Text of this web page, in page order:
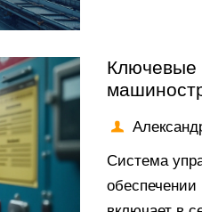
Ключевые
Система